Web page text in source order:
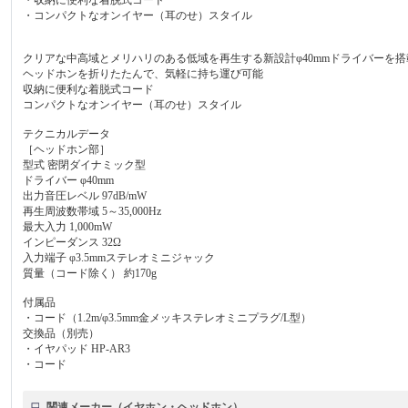
・コンパクトなオンイヤー（耳のせ）スタイル
クリアな中高域とメリハリのある低域を再生する新設計φ40mmドライバーを
ヘッドホンを折りたたんで、気軽に持ち運び可能
収納に便利な着脱式コード
コンパクトなオンイヤー（耳のせ）スタイル
テクニカルデータ
［ヘッドホン部］
型式 密閉ダイナミック型
ドライバー φ40mm
出力音圧レベル 97dB/mW
再生周波数帯域 5～35,000Hz
最大入力 1,000mW
インピーダンス 32Ω
入力端子 φ3.5mmステレオミニジャック
質量（コード除く） 約170g
付属品
・コード（1.2m/φ3.5mm金メッキステレオミニプラグ/L型）
交換品（別売）
・イヤパッド HP-AR3
・コード